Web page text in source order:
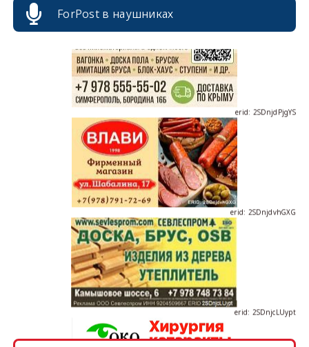
ForPost в наушниках
erid: 2SDnjdvhGXG